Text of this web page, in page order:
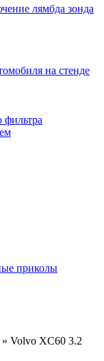
лямбда зонда
на стенде
фильтра
приколы
» Volvo XC60 3.2